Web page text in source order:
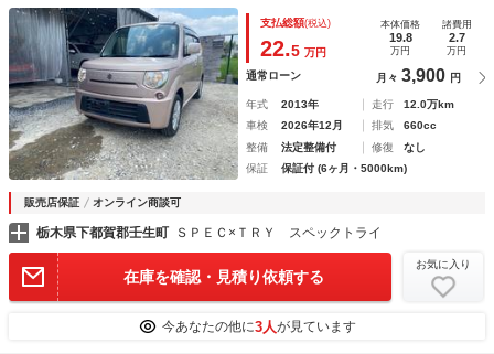
ック ＷＳＲＳ ＡＢＳ付 ＡＵＴＯエアコン パワーウィン
ドウ ベンチシート 衝突安全ボディ キーレス
支払総額(税込)
22.5 万円
本体価格
19.8
万円
諸費用
2.7
万円
通常ローン 月々 3,900 円
年式 2013年 走行
12.0万km
車検
2026年12月 排気
660cc
整備
法定整備付 修復
なし
保証
保証付 (6ヶ月・5000km)
販売店保証 オンライン商談可
栃木県下都賀郡壬生町 ＳＰＥＣ×ＴＲＹ スペックトライ
在庫を確認・見積り依頼する
お気に入り
今あなたの他に3人が見ています